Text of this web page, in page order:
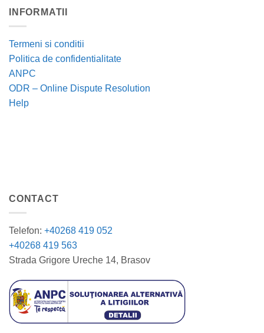
INFORMATII
Termeni si conditii
Politica de confidentialitate
ANPC
ODR – Online Dispute Resolution
Help
CONTACT
Telefon: +40268 419 052
+40268 419 563
Strada Grigore Ureche 14, Brasov